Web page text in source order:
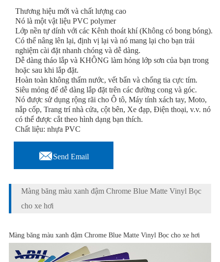
Thương hiệu mới và chất lượng cao
Nó là một vật liệu PVC polymer
Lớp nền tự dính với các Kênh thoát khí (Không có bong bóng).
Có thể nâng lên lại, định vị lại và nó mang lại cho bạn trải
nghiệm cài đặt nhanh chóng và dễ dàng.
Dễ dàng tháo lắp và KHÔNG làm hỏng lớp sơn của bạn trong
hoặc sau khi lắp đặt.
Hoàn toàn không thấm nước, vết bẩn và chống tia cực tím.
Siêu mỏng để dễ dàng lắp đặt trên các đường cong và góc.
Nó được sử dụng rộng rãi cho Ô tô, Máy tính xách tay, Moto,
nắp cốp, Trang trí nhà cửa, cột bên, Xe đạp, Điện thoại, v.v. nó
có thể được cắt theo hình dạng bạn thích.
Chất liệu: nhựa PVC
Send Email
Màng băng màu xanh đậm Chrome Blue Matte Vinyl Bọc
cho xe hơi
Màng băng màu xanh đậm Chrome Blue Matte Vinyl Bọc cho xe hơi